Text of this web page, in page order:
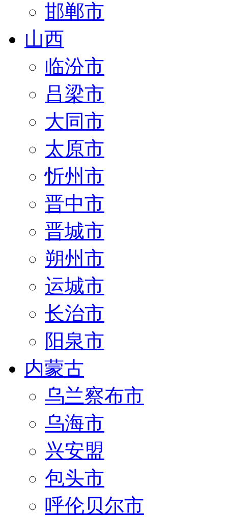
邯郸市
山西
临汾市
吕梁市
大同市
太原市
忻州市
晋中市
晋城市
朔州市
运城市
长治市
阳泉市
内蒙古
乌兰察布市
乌海市
兴安盟
包头市
呼伦贝尔市